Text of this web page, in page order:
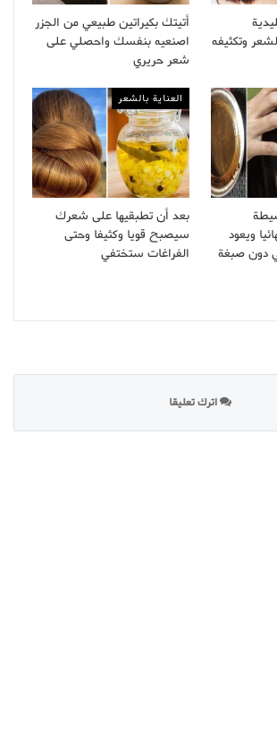
وتكثيفه
أتيتك بكيراتين طبيعي من الجزر
اصنعيه بنفسك واحصلي على
شعر حريري
ويعود
دون صبغة
العناية بالشعر
بعد أن تطبقيها على شعرك
سيصبح قويا وكثيفا وحتى
الفراغات ستختفي
اترك تعليقا